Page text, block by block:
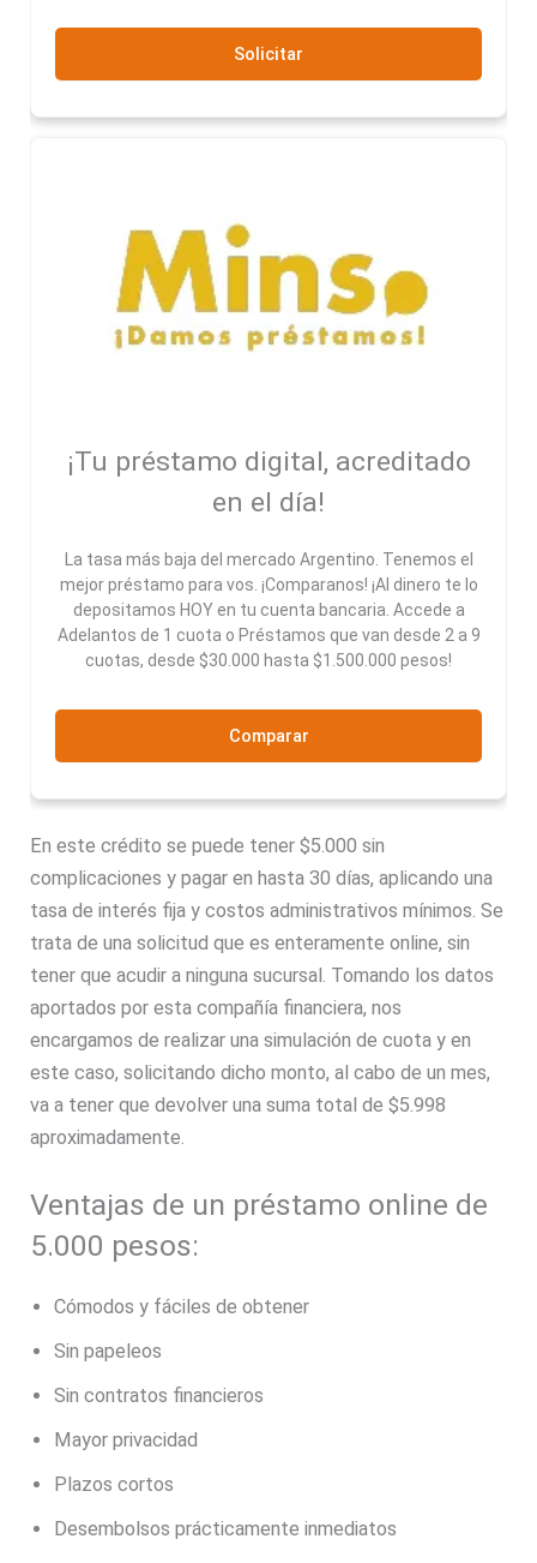
Solicitar
¡Tu préstamo digital, acreditado
en el día!
La tasa más baja del mercado Argentino. Tenemos el
mejor préstamo para vos. ¡Comparanos! ¡Al dinero te lo
depositamos HOY en tu cuenta bancaria. Accede a
Adelantos de 1 cuota o Préstamos que van desde 2 a 9
cuotas, desde $30.000 hasta $1.500.000 pesos!
Comparar
En este crédito se puede tener $5.000 sin
complicaciones y pagar en hasta 30 días, aplicando una
tasa de interés fija y costos administrativos mínimos. Se
trata de una solicitud que es enteramente online, sin
tener que acudir a ninguna sucursal. Tomando los datos
aportados por esta compañía financiera, nos
encargamos de realizar una simulación de cuota y en
este caso, solicitando dicho monto, al cabo de un mes,
va a tener que devolver una suma total de $5.998
aproximadamente.
Ventajas de un préstamo online de
5.000 pesos:
Cómodos y fáciles de obtener
Sin papeleos
Sin contratos financieros
Mayor privacidad
Plazos cortos
Desembolsos prácticamente inmediatos